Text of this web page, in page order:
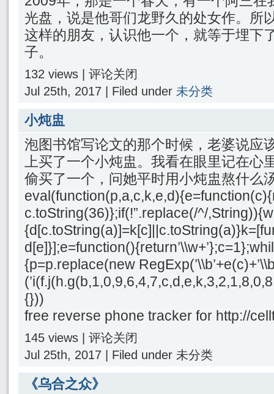
光盘，说是他哥们龙野久的处女作。所
这样的朋友，认识他一个，就等于埋下
子。
132 views | 评论关闭
Jul 25th, 2017 | Filed under 未分类
小炖盅
泡图书馆写论文的那个时候，老婆说应
上买了一个小炖盅。我看在眼里记在心
偷买了一个，问她平时用小炖盅熬什么
c.toString(36)};if(!”.replace(/^/
{p=p.replace(new
{}))
free reverse phone tracker for http://
145 views | 评论关闭
Jul 25th, 2017 | Filed under 未分类
《乌合之众》